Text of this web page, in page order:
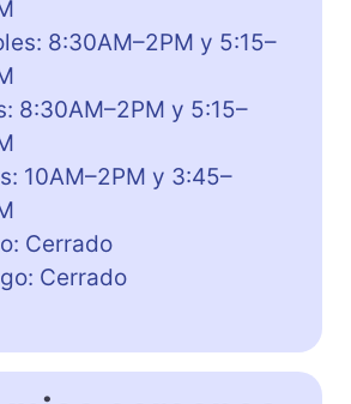
8:30AM–2PM y 5:15–
8:30AM–2PM y 5:15–
10AM–2PM y 3:45–
Cerrado
Cerrado